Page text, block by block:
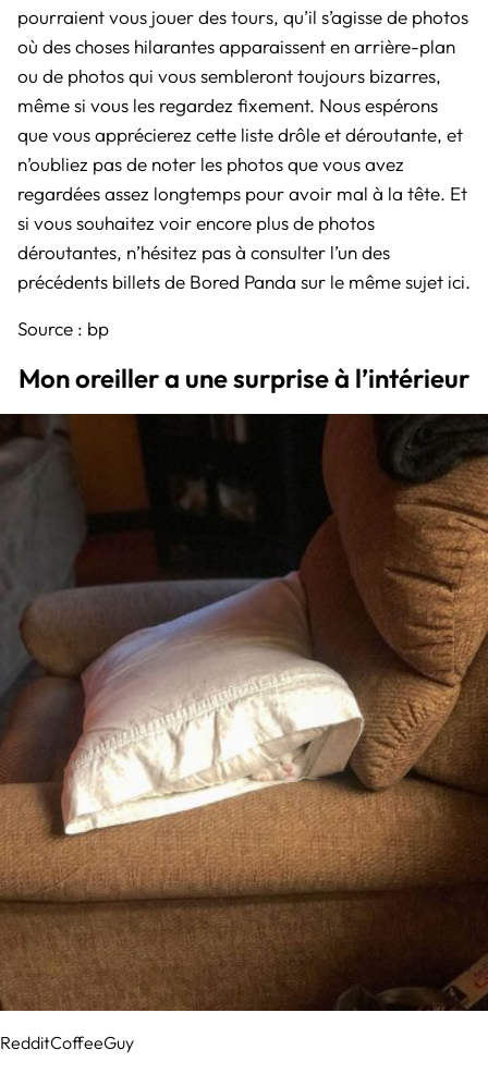
pourraient vous jouer des tours, qu’il s’agisse de photos
où des choses hilarantes apparaissent en arrière-plan
ou de photos qui vous sembleront toujours bizarres,
même si vous les regardez fixement. Nous espérons
que vous apprécierez cette liste drôle et déroutante, et
n’oubliez pas de noter les photos que vous avez
regardées assez longtemps pour avoir mal à la tête. Et
si vous souhaitez voir encore plus de photos
déroutantes, n’hésitez pas à consulter l’un des
précédents billets de Bored Panda sur le même sujet ici.
Source : bp
Mon oreiller a une surprise à l’intérieur
RedditCoffeeGuy